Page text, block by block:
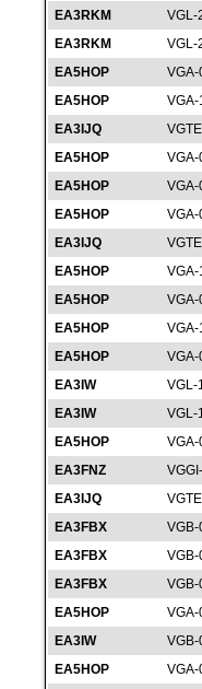
EA3RKM
VGL-
EA3RKM
VGL-
EA5HOP
EA5HOP
EA3IJQ
EA5HOP
EA5HOP
EA5HOP
EA3IJQ
EA5HOP
VGA-
EA5HOP
EA5HOP
VGA-
EA5HOP
VGA-
EA3IW
VGL-
EA3IW
VGL-
EA5HOP
EA3FNZ
EA3IJQ
EA3FBX
EA3FBX
EA3FBX
EA5HOP
EA3IW
EA5HOP